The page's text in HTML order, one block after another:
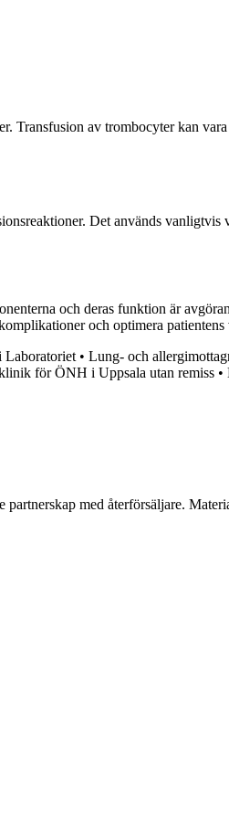
Transfusion av trombocyter kan
Det används vanligtvis
och deras funktion är
och optimera patientens
Laboratoriet • Lung- och
för ÖNH i Uppsala utan remiss •
med återförsäljare.